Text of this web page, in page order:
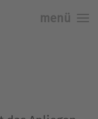
menü